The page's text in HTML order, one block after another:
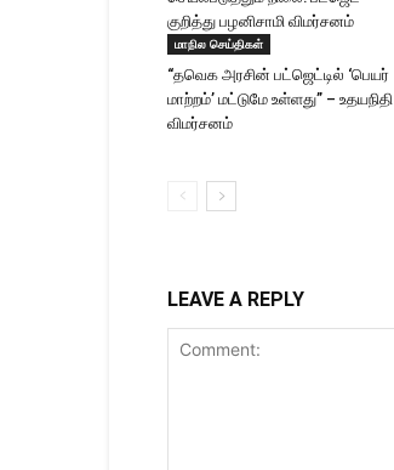
குறித்து பழனிசாமி விமர்சனம்
மாநில செய்திகள்
“தவெக அரசின் பட்ஜெட்டில் ‘பெயர்
மாற்றம்’ மட்டுமே உள்ளது” – உதயநிதி
விமர்சனம்
LEAVE A REPLY